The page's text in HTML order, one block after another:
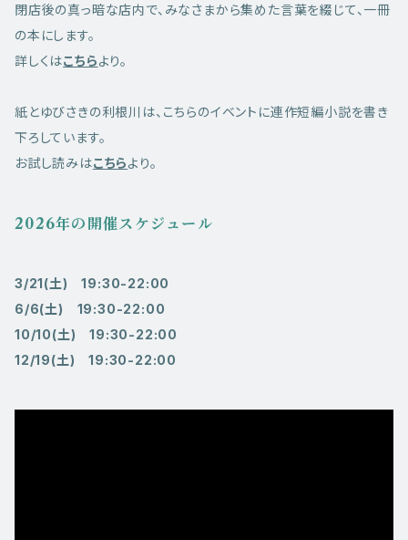
閉店後の真っ暗な店内で、みなさまから集めた言葉を綴じて、一冊
の本にします。
詳しくはこちらより。
紙とゆびさきの利根川は、こちらのイベントに連作短編小説を書き
下ろしています。
お試し読みはこちらより。
2026年の開催スケジュール
3/21(土) 19:30-22:00
6/6(土) 19:30-22:00
10/10(土) 19:30-22:00
12/19(土) 19:30-22:00